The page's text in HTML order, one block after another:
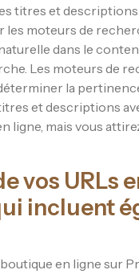
titres et
moteurs de
dans le
Les moteurs de
la
et descriptions
ligne, mais vous
vos URLs
incluent
en ligne sur